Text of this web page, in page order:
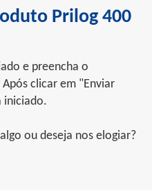
Prilog 400
e preencha o
clicar em "Enviar
iniciado.
ou deseja nos elogiar?